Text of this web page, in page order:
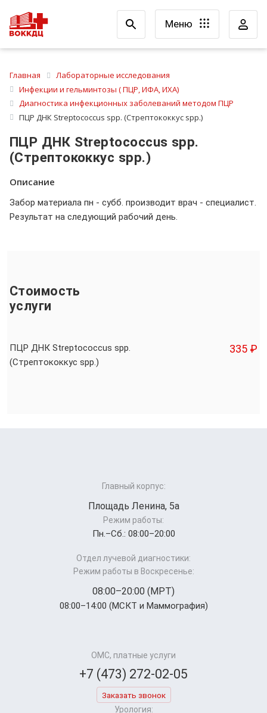
Меню
Главная
Лабораторные исследования
Инфекции и гельминтозы ( ПЦР, ИФА, ИХА)
Диагностика инфекционных заболеваний методом ПЦР
ПЦР ДНК Streptococcus spp. (Стрептококкус spp.)
ПЦР ДНК Streptococcus spp.
(Стрептококкус spp.)
Описание
Забор материала пн - субб. производит врач - специалист.
Результат на следующий рабочий день.
Стоимость
услуги
ПЦР ДНК Streptococcus spp.
(Стрептококкус spp.)
335 ₽
Главный корпус:
Площадь Ленина, 5а
Режим работы:
Пн.–Cб.: 08:00–20:00
Отдел лучевой диагностики:
Режим работы в Воскресенье:
08:00–20:00 (МРТ)
08:00–14:00 (МСКТ и Маммография)
ОМС, платные услуги
+7 (473) 272-02-05
Заказать звонок
Урология: